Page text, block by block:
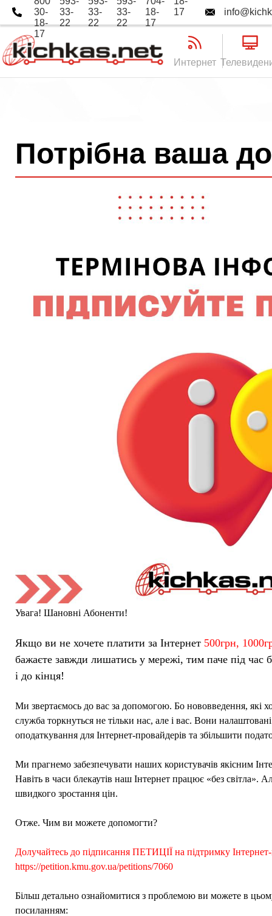
30-
18-
17
33-
22
33-
22
33-
22
18-
17
17
Интернет
Потрібна ваша
Увага! Шановні Абоненти!
Якщо ви не хочете платити за Інтернет 500грн,
бажаєте завжди лишатись у мережі, тим паче під час
і до кінця!
Ми звертаємось до вас за допомогою. Бо нововведення, які
служба торкнуться не тільки нас, але і вас. Вони
оподаткування для Інтернет-провайдерів та збільшити
Ми прагнемо забезпечувати наших користувачів якісним
Навіть в часи блекаутів наш Інтернет працює «без світла».
швидкого зростання цін.
Отже. Чим ви можете допомогти?
Долучайтесь до підписання ПЕТИЦІЇ на підтримку
https://petition.kmu.gov.ua/petitions/7060
Більш детально ознайомитися з проблемою ви можете в
посиланням: